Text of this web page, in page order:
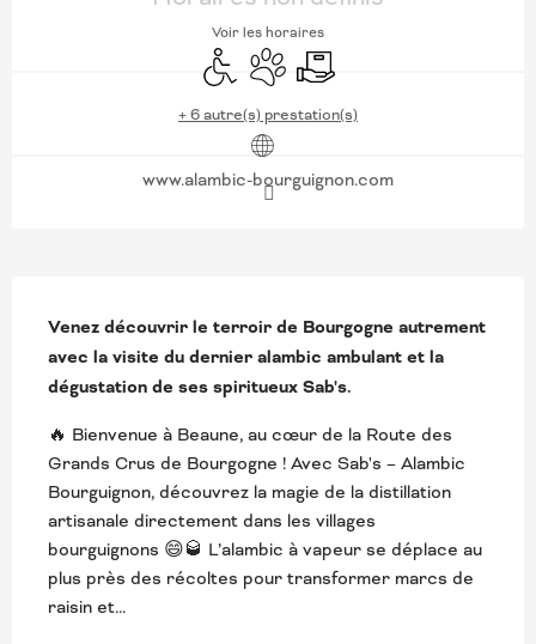
Voir les horaires
Accès handicapés
Animaux acceptés
Livraison
+ 6 autre(s) prestation(s)
www.alambic-bourguignon.com
DESCRIPTION
Venez découvrir le terroir de Bourgogne autrement
avec la visite du dernier alambic ambulant et la
dégustation de ses spiritueux Sab's.
🔥 Bienvenue à Beaune, au cœur de la Route des
Grands Crus de Bourgogne ! Avec Sab's – Alambic
Bourguignon, découvrez la magie de la distillation
artisanale directement dans les villages
bourguignons 😄🥃 L’alambic à vapeur se déplace au
plus près des récoltes pour transformer marcs de
raisin et...